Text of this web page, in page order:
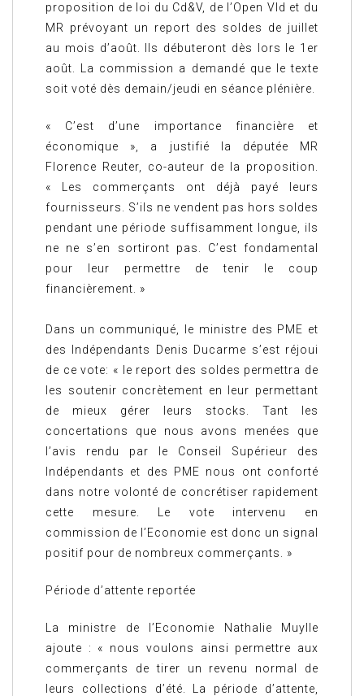
proposition de loi du Cd&V, de l’Open Vld et du
MR prévoyant un report des soldes de juillet
au mois d’août. Ils débuteront dès lors le 1er
août. La commission a demandé que le texte
soit voté dès demain/jeudi en séance plénière.
« C’est d’une importance financière et
économique », a justifié la députée MR
Florence Reuter, co-auteur de la proposition.
« Les commerçants ont déjà payé leurs
fournisseurs. S’ils ne vendent pas hors soldes
pendant une période suffisamment longue, ils
ne ne s’en sortiront pas. C’est fondamental
pour leur permettre de tenir le coup
financièrement. »
Dans un communiqué, le ministre des PME et
des Indépendants Denis Ducarme s’est réjoui
de ce vote: « le report des soldes permettra de
les soutenir concrètement en leur permettant
de mieux gérer leurs stocks. Tant les
concertations que nous avons menées que
l’avis rendu par le Conseil Supérieur des
Indépendants et des PME nous ont conforté
dans notre volonté de concrétiser rapidement
cette mesure. Le vote intervenu en
commission de l’Economie est donc un signal
positif pour de nombreux commerçants. »
Période d’attente reportée
La ministre de l’Economie Nathalie Muylle
ajoute : « nous voulons ainsi permettre aux
commerçants de tirer un revenu normal de
leurs collections d’été. La période d’attente,